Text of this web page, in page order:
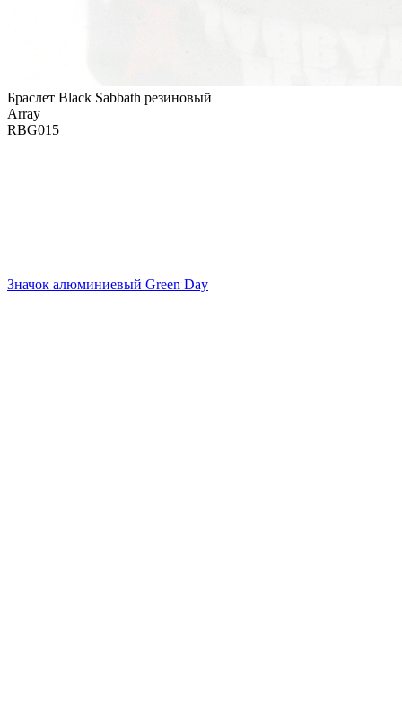
Браслет Black Sabbath резиновый
Array
RBG015
Значок алюминиевый Green Day